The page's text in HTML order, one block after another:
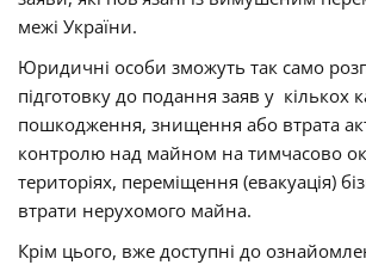
межі України.
Юридичні особи зможуть так само
підготовку до подання заяв у кількох
пошкодження, знищення або втрата
контролю над майном на тимчасово
територіях, переміщення (евакуація)
втрати нерухомого майна.
Крім цього, вже доступні до